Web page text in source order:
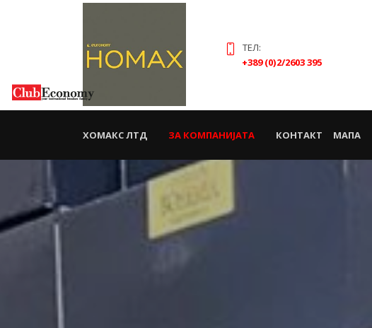
ТЕЛ:
+389 (0)2/2603 395
ХОМАКС ЛТД(CURRENT)
ЗА КОМПАНИЈАТА КОНТАКТ МАПА